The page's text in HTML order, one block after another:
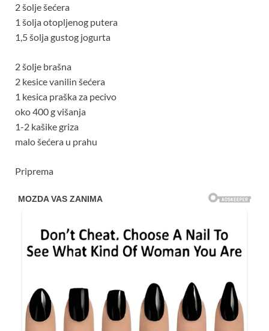
2 šolje šećera
1 šolja otopljenog putera
1,5 šolja gustog jogurta
2 šolje brašna
2 kesice vanilin šećera
1 kesica praška za pecivo
oko 400 g višanja
1-2 kašike griza
malo šećera u prahu
Priprema